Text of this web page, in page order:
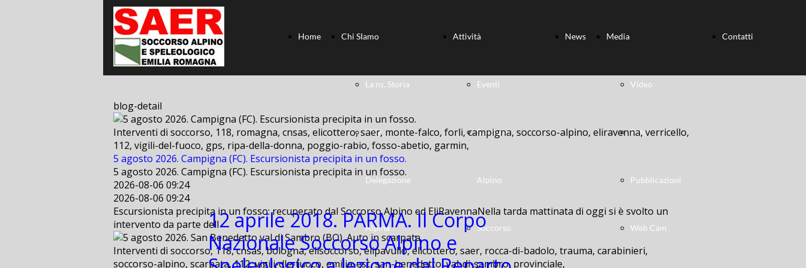
Home Chi SIamo
La ns. Storia
XXV
Delegazione
Alpina
Attività
Eventi
Soccorso
Alpino
Soccorso
News Media
Video
Foto
Pubblicazioni
Web Cam
Contatti
blog-detail
Interventi di soccorso, 118, romagna, cnsas, elicottero, saer, monte-falco, forli, campigna, soccorso-alpino, eliravenna, verricello,
112, vigili-del-fuoco, gps, ripa-della-donna, poggio-rabio, fosso-abetio, garmin,
5 agosto 2026. Campigna (FC). Escursionista precipita in un fosso.
5 agosto 2026. Campigna (FC). Escursionista precipita in un fosso.
2026-08-06 09:24
2026-08-06 09:24
Escursionista precipita in un fosso: recuperato dal Soccorso Alpino ed EliRavennaNella tarda mattinata di oggi si è svolto un
intervento da parte dell
Interventi di soccorso, 118, cnsas, bologna, elisoccorso, elipavullo, elicottero, saer, rocca-di-badolo, trauma, carabinieri,
soccorso-alpino, scarpata, 112, vigili-dle-fuoco, emilia-est, san-benedetto, val-di-sambro, provinciale,
12 aprile 2018. PARMA. Il Corpo
Nazionale Soccorso Alpino e